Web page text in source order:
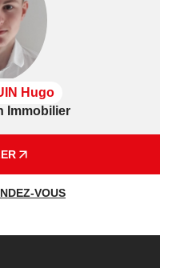
Hugo
Immobilier
VOUS